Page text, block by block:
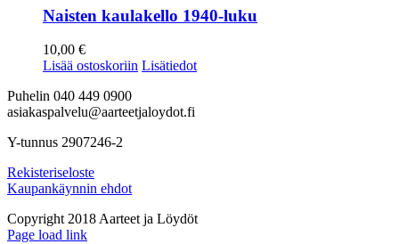
Naisten kaulakello 1940-luku
10,00 €
Lisää ostoskoriin Lisätiedot
Puhelin 040 449 0900
asiakaspalvelu@aarteetjaloydot.fi
Y-tunnus 2907246-2
Rekisteriseloste
Kaupankäynnin ehdot
Copyright 2018 Aarteet ja Löydöt
Instagram
Page load link